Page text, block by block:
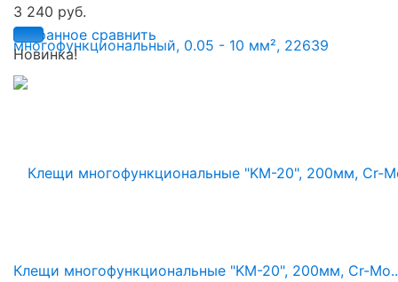
избранное сравнить
3 240 руб.
Новинка!
Клещи многофункциональные "KM-20", 200мм, Cr-